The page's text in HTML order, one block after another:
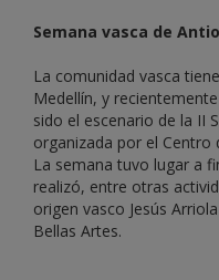
Semana vasca de
La comunidad vasca
Medellín, y
sido el escenario de la II
organizada por el Centro
La semana tuvo lugar a
realizó, entre otras
origen vasco Jesús
Bellas Artes.